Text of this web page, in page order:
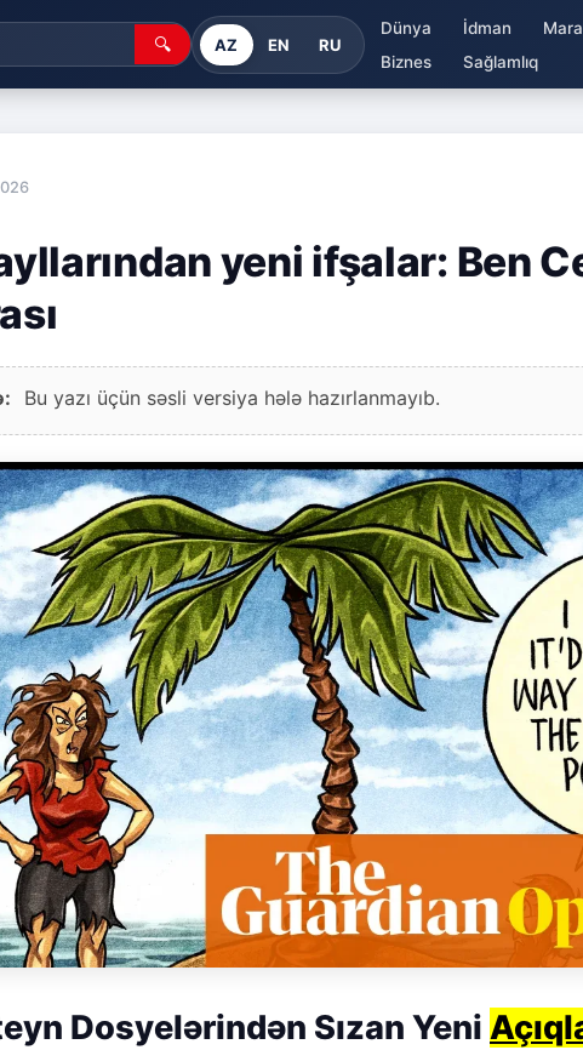
🔍 AZ EN RU
Dünya İdman
Biznes
Sağlamlıq
yeni ifşalar: Ben
Bu yazı üçün səsli versiya hələ hazırlanmayıb.
Dosyelərindən Sızan Yeni